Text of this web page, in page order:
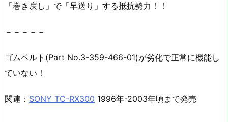
「巻き戻し」で「早送り」する抵抗勢力！！
－－－－－
ゴムベルト(Part No.3-359-466-01)が劣化で正常に機能し
ていない！
関連： SONY TC-RX300 1996年-2003年頃まで発売